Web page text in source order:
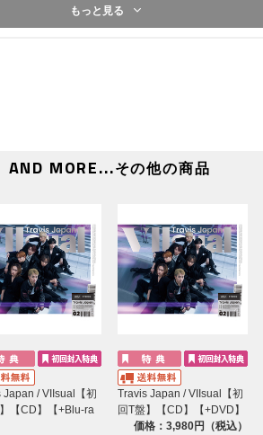
もっと見る
AND MORE...その他の商品
Japan / VIIsual【初
【CD】【+Blu-ra
Travis Japan / VIIsual【初
回T盤】【CD】【+DVD】
価格：3,980円（税込）